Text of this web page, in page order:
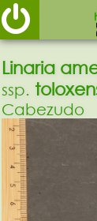
Linaria
ssp.
Cabezudo